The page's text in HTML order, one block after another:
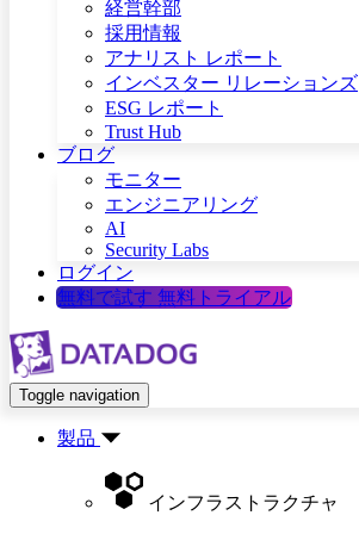
経営幹部
採用情報
アナリスト レポート
インベスター リレーションズ
ESG レポート
Trust Hub
ブログ
モニター
エンジニアリング
AI
Security Labs
ログイン
無料で試す 無料トライアル
Toggle navigation
製品
インフラストラクチャ